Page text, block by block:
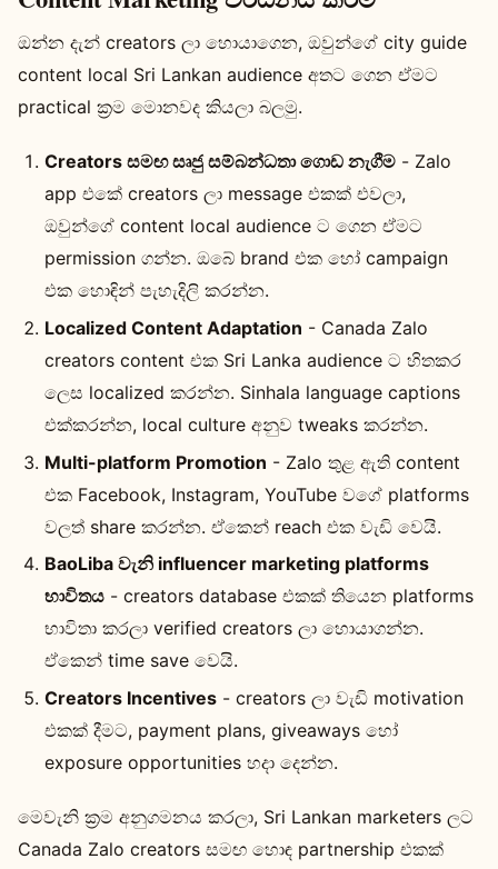
ඔන්න දැන් creators ලා හොයාගෙන, ඔවුන්ගේ city guide
content local Sri Lankan audience අතට ගෙන ඒමට
practical ක්‍රම මොනවද කියලා බලමු.
Creators සමඟ සෘජු සම්බන්ධතා ගොඩ නැගීම - Zalo
app එකේ creators ලා message එකක් එවලා,
ඔවුන්ගේ content local audience ට ගෙන ඒමට
permission ගන්න. ඔබේ brand එක හෝ campaign
එක හොඳින් පැහැදිලි කරන්න.
Localized Content Adaptation - Canada Zalo
creators content එක Sri Lanka audience ට හිතකර
ලෙස localized කරන්න. Sinhala language captions
එක්කරන්න, local culture අනුව tweaks කරන්න.
Multi-platform Promotion - Zalo තුළ ඇති content
එක Facebook, Instagram, YouTube වගේ platforms
වලත් share කරන්න. ඒකෙන් reach එක වැඩි වෙයි.
BaoLiba වැනි influencer marketing platforms
භාවිතය - creators database එකක් තියෙන platforms
භාවිතා කරලා verified creators ලා හොයාගන්න.
ඒකෙන් time save වෙයි.
Creators Incentives - creators ලා වැඩි motivation
එකක් දීමට, payment plans, giveaways හෝ
exposure opportunities හදා දෙන්න.
මෙවැනි ක්‍රම අනුගමනය කරලා, Sri Lankan marketers ලට
Canada Zalo creators සමඟ හොඳ partnership එකක්